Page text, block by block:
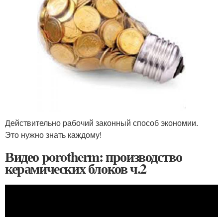
Действительно рабочий законный способ экономии.
Это нужно знать каждому!
Видео porotherm: производство
керамических блоков ч.2